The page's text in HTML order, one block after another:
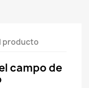
producto
campo de